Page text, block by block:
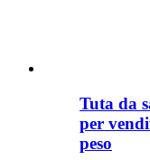
Tuta da
per
peso